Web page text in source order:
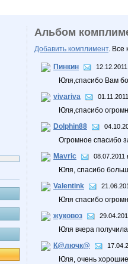
Альбом
Добавить комплимент. Все
Пинкин
Юля,спасибо Вам
vivariva
Юля,спасибо
Dolphin88
Огромное спасибо
Mavric
08.07.2011
Юля, спасибо
Valentink
Юля спасибо
жуковоз
Юля вчера
К@лючк@
Юля, очень хорошие